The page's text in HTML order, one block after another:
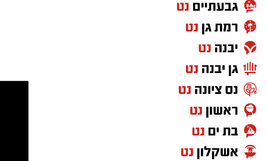
במהלך הערב יישאו דברי ברכה מ"מ ראש העיר
וומונה המרכז למורשת הרב אבי אמסלם וחבר
מועצת העיר יו"ר מהות הרב מני אזולאי.
באולם הפיס גור ברובע ז׳.